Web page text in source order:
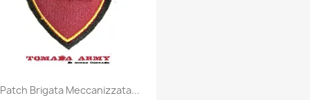
Quick view
Patch Brigata Meccanizzata...